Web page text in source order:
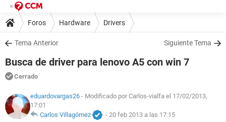
Foros Hardware Drivers
Tema Anterior Siguiente Tema
Busca de driver para lenovo A5 con win 7
Cerrado
eduardovargas26- Modificado por Carlos-vialfa el 17/02/2013,
17:01
Carlos Villagómez
- 20 feb 2013 a las 17:15